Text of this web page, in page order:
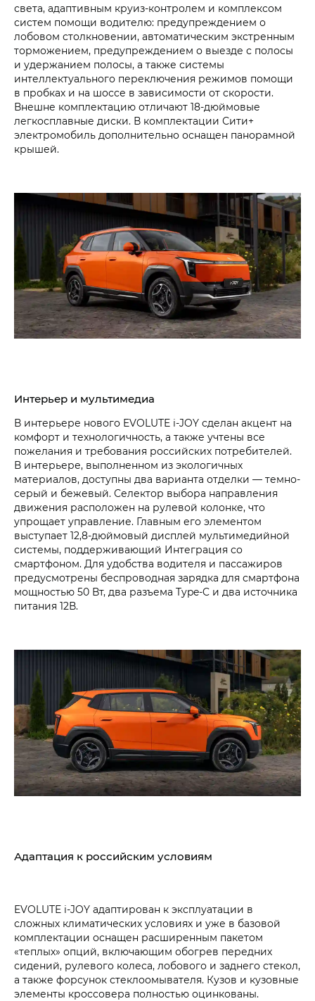
света, адаптивным круиз-контролем и комплексом
систем помощи водителю: предупреждением о
лобовом столкновении, автоматическим экстренным
торможением, предупреждением о выезде с полосы
и удержанием полосы, а также системы
интеллектуального переключения режимов помощи
в пробках и на шоссе в зависимости от скорости.
Внешне комплектацию отличают 18-дюймовые
легкосплавные диски. В комплектации Сити+
электромобиль дополнительно оснащен панорамной
крышей.
Интерьер и мультимедиа
В интерьере нового EVOLUTE i‑JOY сделан акцент на
комфорт и технологичность, а также учтены все
пожелания и требования российских потребителей.
В интерьере, выполненном из экологичных
материалов, доступны два варианта отделки — темно-
серый и бежевый. Селектор выбора направления
движения расположен на рулевой колонке, что
упрощает управление. Главным его элементом
выступает 12,8-дюймовый дисплей мультимедийной
системы, поддерживающий Интеграция со
смартфоном. Для удобства водителя и пассажиров
предусмотрены беспроводная зарядка для смартфона
мощностью 50 Вт, два разъема Type-C и два источника
питания 12В.
Адаптация к российским условиям
EVOLUTE i‑JOY адаптирован к эксплуатации в
сложных климатических условиях и уже в базовой
комплектации оснащен расширенным пакетом
«теплых» опций, включающим обогрев передних
сидений, рулевого колеса, лобового и заднего стекол,
а также форсунок стеклоомывателя. Кузов и кузовные
элементы кроссовера полностью оцинкованы.